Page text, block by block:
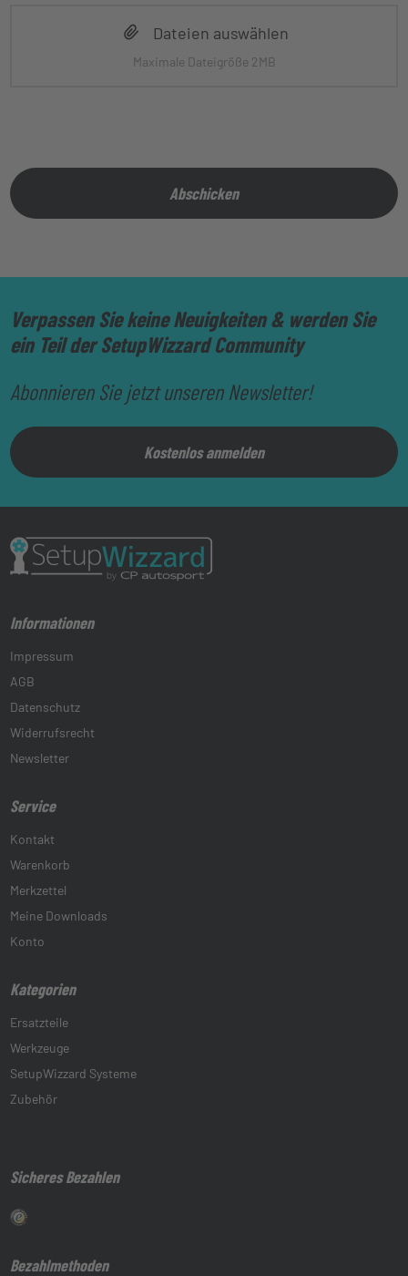
Dateien auswählen
Maximale Dateigröße 2MB
Abschicken
Verpassen Sie keine Neuigkeiten & werden Sie
ein Teil der SetupWizzard Community
Abonnieren Sie jetzt unseren Newsletter!
Kostenlos anmelden
Informationen
Impressum
AGB
Datenschutz
Widerrufsrecht
Newsletter
Service
Kontakt
Warenkorb
Merkzettel
Meine Downloads
Konto
Kategorien
Ersatzteile
Werkzeuge
SetupWizzard Systeme
Zubehör
Sicheres Bezahlen
Bezahlmethoden